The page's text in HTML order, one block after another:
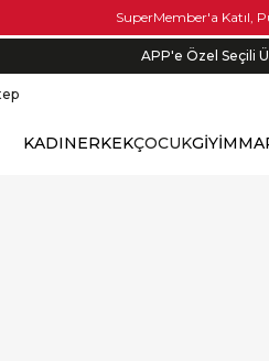
SuperMember'a Katıl,
APP'e Özel Seçili
Bonus
KADINERKEKÇOCUKGİYİM